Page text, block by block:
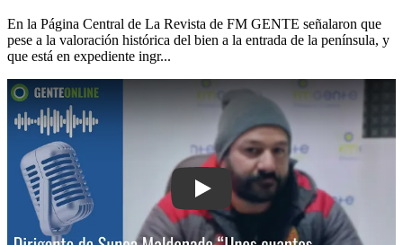
En la Página Central de La Revista de FM GENTE señalaron que
pese a la valoración histórica del bien a la entrada de la península, y
que está en expediente ingr...
Play: Dirigente de Sunca Maldonado: